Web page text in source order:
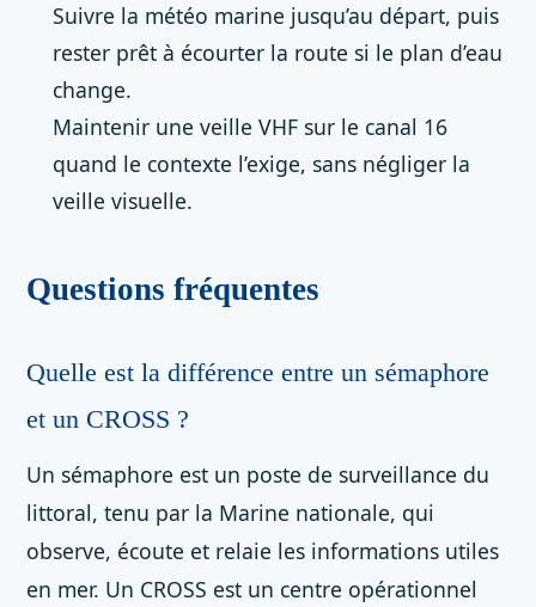
Suivre la météo marine jusqu’au départ, puis
rester prêt à écourter la route si le plan d’eau
change.
Maintenir une veille VHF sur le canal 16
quand le contexte l’exige, sans négliger la
veille visuelle.
Questions fréquentes
Quelle est la différence entre un sémaphore
et un CROSS ?
Un sémaphore est un poste de surveillance du
littoral, tenu par la Marine nationale, qui
observe, écoute et relaie les informations utiles
en mer. Un CROSS est un centre opérationnel